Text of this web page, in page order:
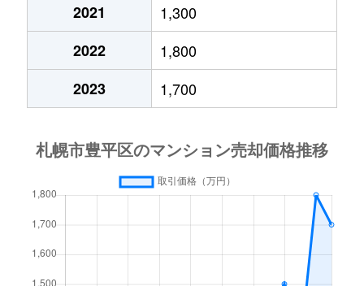
月寒西４条
700万円
月寒西５条
810万円
月寒西５条
1,600万円
月寒東１条
2,300万円 月寒中央
徒歩
2,100万円 月寒中央
月寒東１条
徒歩
月寒東１条
2,100万円 福住
2021
1,300
2022
1,800
2023
1,700